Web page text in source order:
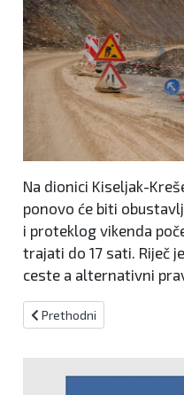
Na dionici Kiseljak-
ponovo će biti
i proteklog vikenda
trajati do 17 sati. Riječ
ceste a alternativni
Prethodni članak:
Prethodni